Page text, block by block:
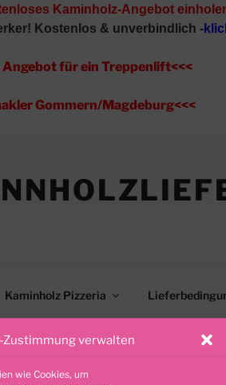
Zustimmung verwalten
wie Cookies, um
Kaminholz-Angebot
Kostenlos & unverbindlich -
für ein Treppenlift<<<
Gommern/Magdeburg<<<
Kaminholz Pizzeria
Versicherung Gommern